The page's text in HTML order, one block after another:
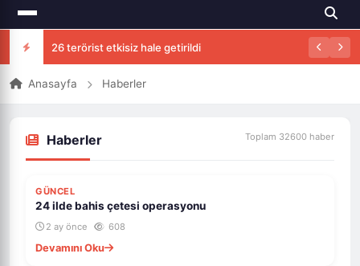
26 terörist etkisiz hale getirildi
Anasayfa Haberler
Haberler Toplam 32600 haber
GÜNCEL
24 ilde bahis çetesi operasyonu
2 ay önce 608
Devamını Oku